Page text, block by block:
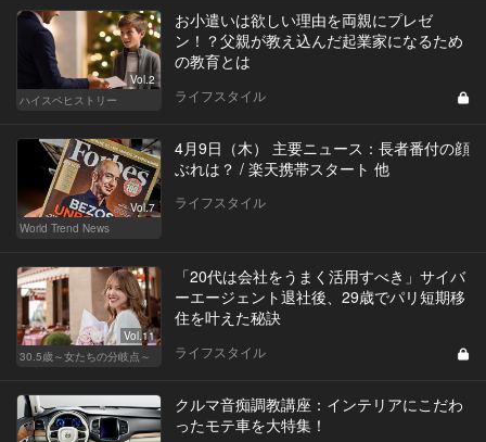
Vol.2
ハイスペヒストリー
お小遣いは欲しい理由を両親にプレゼ
ン！？父親が教え込んだ起業家になるため
の教育とは
ライフスタイル
Vol.7
World Trend News
4月9日（木） 主要ニュース：長者番付の顔
ぶれは？ / 楽天携帯スタート 他
ライフスタイル
Vol.11
30.5歳～女たちの分岐点～
「20代は会社をうまく活用すべき」サイバ
ーエージェント退社後、29歳でパリ短期移
住を叶えた秘訣
ライフスタイル
クルマ音痴調教講座：インテリアにこだわ
ったモテ車を大特集！